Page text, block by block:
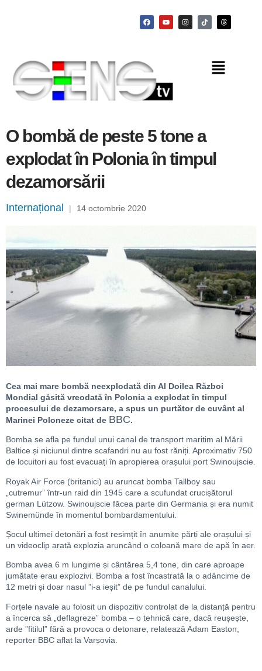
O bombă de peste 5 tone a
explodat în Polonia în timpul
dezamorsării
Internațional | 14 octombrie 2020
Cea mai mare bombă neexplodată din Al Doilea Război
Mondial găsită vreodată în Polonia a explodat în timpul
procesului de dezamorsare, a spus un purtător de cuvânt al
Marinei Poloneze citat de BBC.
Bomba se afla pe fundul unui canal de transport maritim al Mării
Baltice și niciunul dintre scafandri nu au fost răniți. Aproximativ 750
de locuitori au fost evacuați în apropierea orașului port Swinoujscie.
Royak Air Force (britanici) au aruncat bomba Tallboy sau
„cutremur” într-un raid din 1945 care a scufundat crucișătorul
german Lützow. Swinoujscie făcea parte din Germania și era numit
Swinemünde în momentul bombardamentului.
Șocul ultimei detonări a fost resimțit în anumite părți ale orașului și
un videoclip arată explozia aruncând o coloană mare de apă în aer.
Bomba avea 6 m lungime și cântărea 5,4 tone, din care aproape
jumătate erau explozivi. Bomba a fost încastrată la o adâncime de
12 metri și doar nasul ”i-a ieșit” de pe fundul canalului.
Forțele navale au folosit un dispozitiv controlat de la distanță pentru
a încerca să „deflagreze” bomba – o tehnică care, dacă reușește,
arde ”fitilul” fără a provoca o detonare, relatează Adam Easton,
reporter BBC aflat la Varșovia.